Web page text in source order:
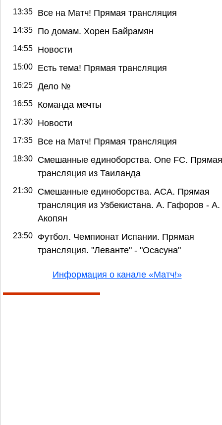
13:35 Все на Матч! Прямая трансляция
14:35 По домам. Хорен Байрамян
14:55 Новости
15:00 Есть тема! Прямая трансляция
16:25 Дело №
16:55 Команда мечты
17:30 Новости
17:35 Все на Матч! Прямая трансляция
18:30
Смешанные единоборства. One FC. Прямая
трансляция из Таиланда
21:30
Смешанные единоборства. АСА. Прямая
трансляция из Узбекистана. А. Гафоров - А.
Акопян
23:50
Футбол. Чемпионат Испании. Прямая
трансляция. "Леванте" - "Осасуна"
Информация о канале «Матч!»